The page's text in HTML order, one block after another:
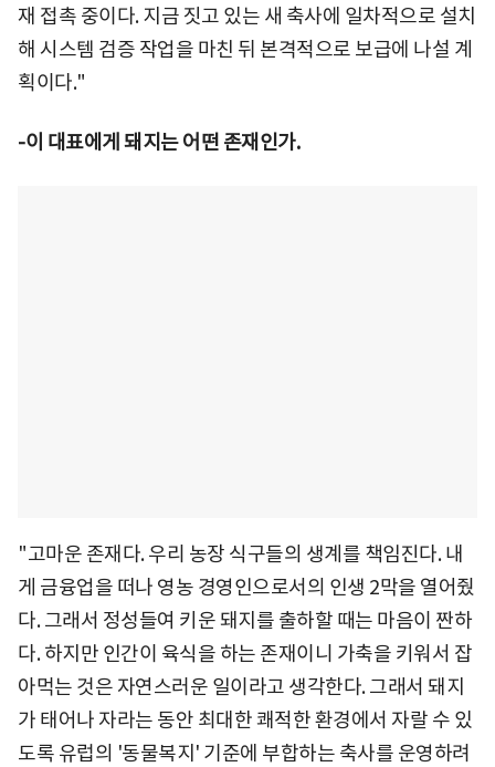
재 접촉 중이다. 지금 짓고 있는 새 축사에 일차적으로 설치
해 시스템 검증 작업을 마친 뒤 본격적으로 보급에 나설 계
획이다."
-이 대표에게 돼지는 어떤 존재인가.
"고마운 존재다. 우리 농장 식구들의 생계를 책임진다. 내
게 금융업을 떠나 영농 경영인으로서의 인생 2막을 열어줬
다. 그래서 정성들여 키운 돼지를 출하할 때는 마음이 짠하
다. 하지만 인간이 육식을 하는 존재이니 가축을 키워서 잡
아먹는 것은 자연스러운 일이라고 생각한다. 그래서 돼지
가 태어나 자라는 동안 최대한 쾌적한 환경에서 자랄 수 있
도록 유럽의 '동물복지' 기준에 부합하는 축사를 운영하려